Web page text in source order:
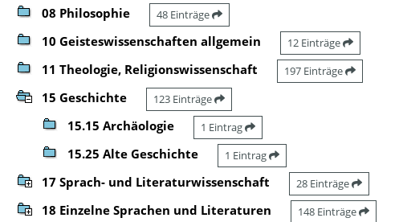
08 Philosophie 48 Einträge
10 Geisteswissenschaften allgemein 12 Einträge
11 Theologie, Religionswissenschaft 197 Einträge
15 Geschichte 123 Einträge
15.15 Archäologie 1 Eintrag
15.25 Alte Geschichte 1 Eintrag
17 Sprach- und Literaturwissenschaft 28 Einträge
18 Einzelne Sprachen und Literaturen 148 Einträge